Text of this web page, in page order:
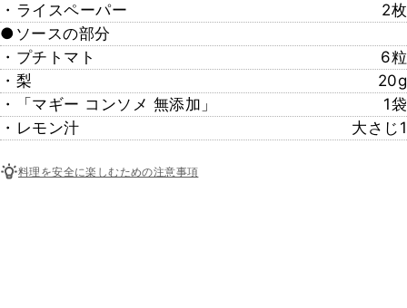
・ライスペーパー
2枚
●ソースの部分
・プチトマト
6粒
・梨
20g
・「マギー コンソメ 無添加」
1袋
・レモン汁
大さじ1
料理を安全に楽しむための注意事項